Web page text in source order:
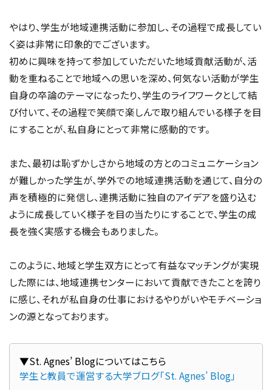
やはり、学生が地域連携活動に参加し、その過程で成長してい
く姿は非常に印象的でございます。
初めに興味を持って参加していただいた地域貢献活動が、活
動を重ねることで地域への思いを深め、何気ない活動が学生
自身の卒論のテーマになったり、学生のライフワークとして結
び付いて、その過程で笑顔で楽しんで取り組んでいる様子を目
にすることが、私自身にとって非常に感動的です。
また、最初は恥ずかしさから地域の方とのコミュニケーション
が難しかった学生が、学外での地域連携活動を通じて、自分の
声を積極的に発信し、連携活動に独自のアイデアを盛り込む
ように成長していく様子を目の当たりにすることで、学生の成
長を強く実感する機会もありました。
このように、地域と学生双方にとって有益なマッチングが実現
した際には、地域連携センターにおいて貢献できたことを誇り
に感じ、それが私自身の仕事におけるやりがいやモチベーショ
ンの源となっております。
学生と教員で運営する大学ブログ「St. Agnes’ Blog」